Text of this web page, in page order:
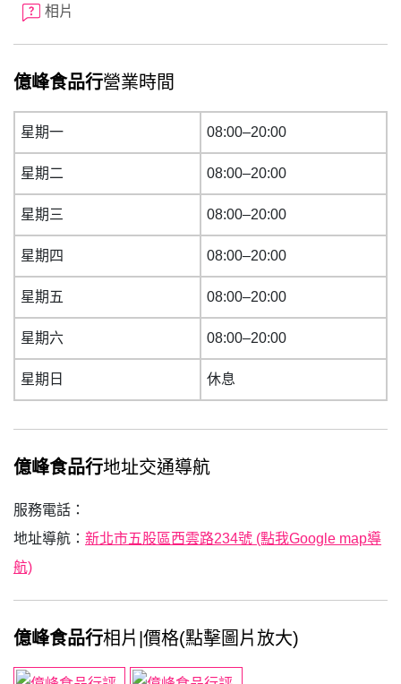
相片
億峰食品行營業時間
星期一 08:00–20:00
星期二 08:00–20:00
星期三 08:00–20:00
星期四 08:00–20:00
星期五 08:00–20:00
星期六 08:00–20:00
星期日 休息
億峰食品行地址交通導航
服務電話：
地址導航： 新北市五股區西雲路234號 (點我Google map導
航)
億峰食品行相片|價格(點擊圖片放大)